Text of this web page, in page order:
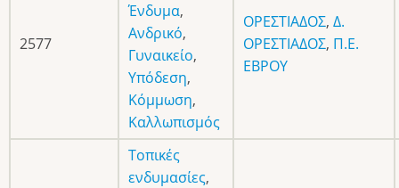
2577
Ένδυμα,
Ανδρικό,
Γυναικείο,
Υπόδεση,
Κόμμωση,
Καλλωπισμός
ΟΡΕΣΤΙΑΔΟΣ, Δ.
ΟΡΕΣΤΙΑΔΟΣ, Π.Ε.
ΕΒΡΟΥ
Τοπικές
ενδυμασίες,